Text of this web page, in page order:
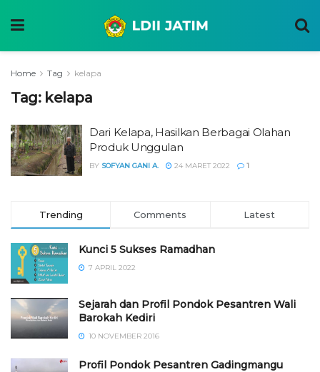
Home Tag kelapa
Tag: kelapa
Dari Kelapa, Hasilkan Berbagai Olahan
Produk Unggulan
BY SOFYAN GANI A. 24 MARET 2022 1
Trending Comments Latest
Kunci 5 Sukses Ramadhan
7 APRIL 2022
Sejarah dan Profil Pondok Pesantren Wali
Barokah Kediri
10 NOVEMBER 2016
⁠⁠⁠Profil Pondok Pesantren Gadingmangu